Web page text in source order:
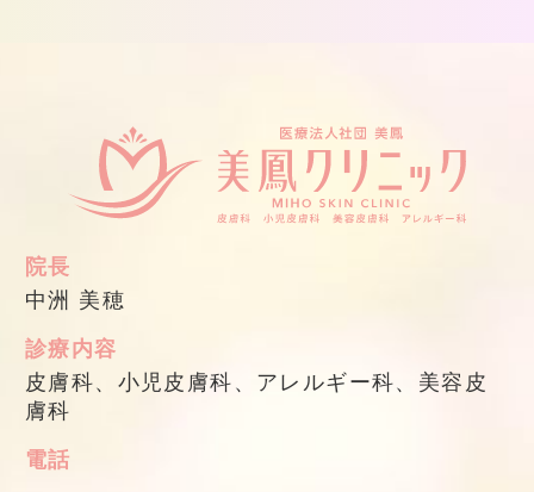
院長
中洲 美穂
診療内容
皮膚科、小児皮膚科、アレルギー科、美容皮
膚科
電話